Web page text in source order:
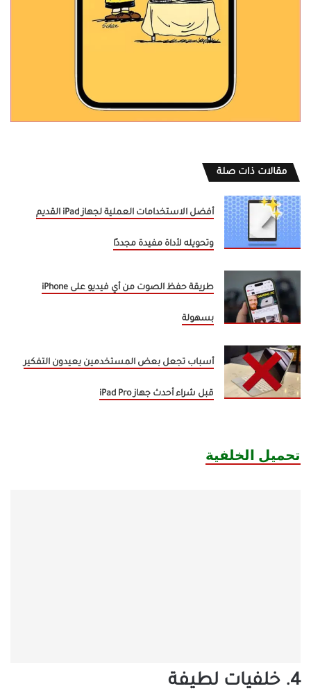
مقالات ذات صلة
أفضل الاستخدامات العملية لجهاز iPad القديم
وتحويله لأداة مفيدة مجددًا
طريقة حفظ الصوت من أي فيديو على iPhone
بسهولة
أسباب تجعل بعض المستخدمين يعيدون التفكير
قبل شراء أحدث جهاز iPad Pro
تحميل الخلفية
4. خلفيات لطيفة